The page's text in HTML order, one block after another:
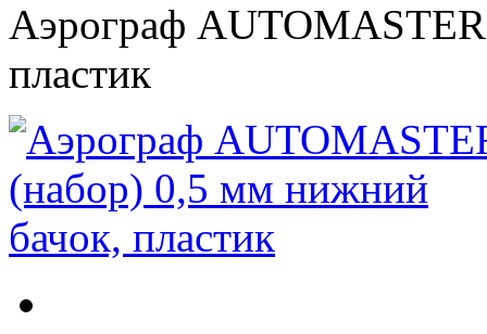
Аэрограф
пластик